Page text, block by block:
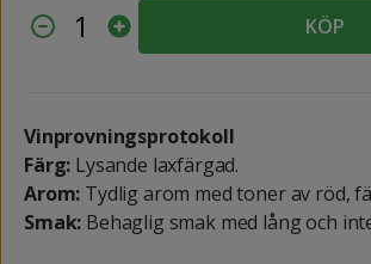
1 KÖP
Vinprovningsprotokoll
Färg: Lysande laxfärgad.
Arom: Tydlig arom med toner av röd,
Smak: Behaglig smak med lång och